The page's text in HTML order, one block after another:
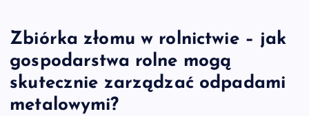
Zbiórka złomu w rolnictwie – jak
gospodarstwa rolne mogą
skutecznie zarządzać odpadami
metalowymi?